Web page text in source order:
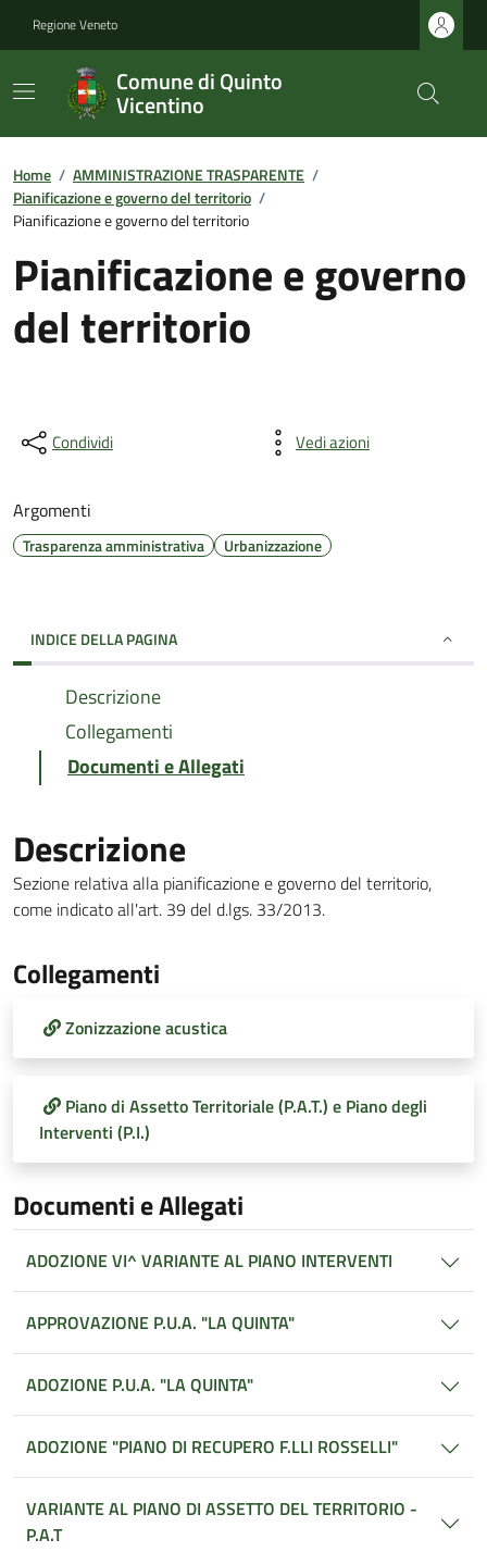
Regione Veneto
Comune di Quinto
Vicentino
Home / AMMINISTRAZIONE TRASPARENTE /
Pianificazione e governo del territorio /
Pianificazione e governo del territorio
Pianificazione e governo
del territorio
Condividi Vedi azioni
Argomenti
Trasparenza amministrativa Urbanizzazione
INDICE DELLA PAGINA
Descrizione
Collegamenti
Documenti e Allegati
Descrizione
Sezione relativa alla pianificazione e governo del territorio,
come indicato all'art. 39 del d.lgs. 33/2013.
Collegamenti
Zonizzazione acustica
Piano di Assetto Territoriale (P.A.T.) e Piano degli
Interventi (P.I.)
Documenti e Allegati
ADOZIONE VI^ VARIANTE AL PIANO INTERVENTI
APPROVAZIONE P.U.A. "LA QUINTA"
ADOZIONE P.U.A. "LA QUINTA"
ADOZIONE "PIANO DI RECUPERO F.LLI ROSSELLI"
VARIANTE AL PIANO DI ASSETTO DEL TERRITORIO -
P.A.T